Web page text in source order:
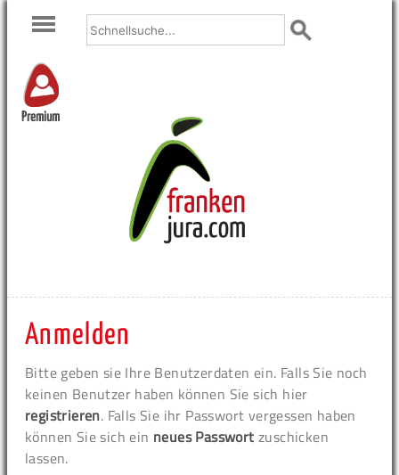
Premium
Anmelden
Bitte geben sie Ihre Benutzerdaten ein. Falls Sie noch
keinen Benutzer haben können Sie sich hier
registrieren. Falls Sie ihr Passwort vergessen haben
können Sie sich ein neues Passwort zuschicken
lassen.